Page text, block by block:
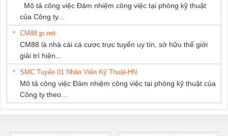
Mô tả công việc Đảm nhiệm công việc tại phòng kỹ thuật
của Công ty...
CM88 jp net
CM88 là nhà cái cá cược trực tuyến uy tín, sở hữu thế giới
giải trí hiện...
SMC Tuyển 01 Nhân Viên Kỹ Thuật-HN
Mô tả công việc Đảm nhiệm công việc tại phòng kỹ thuật của
Công ty theo...